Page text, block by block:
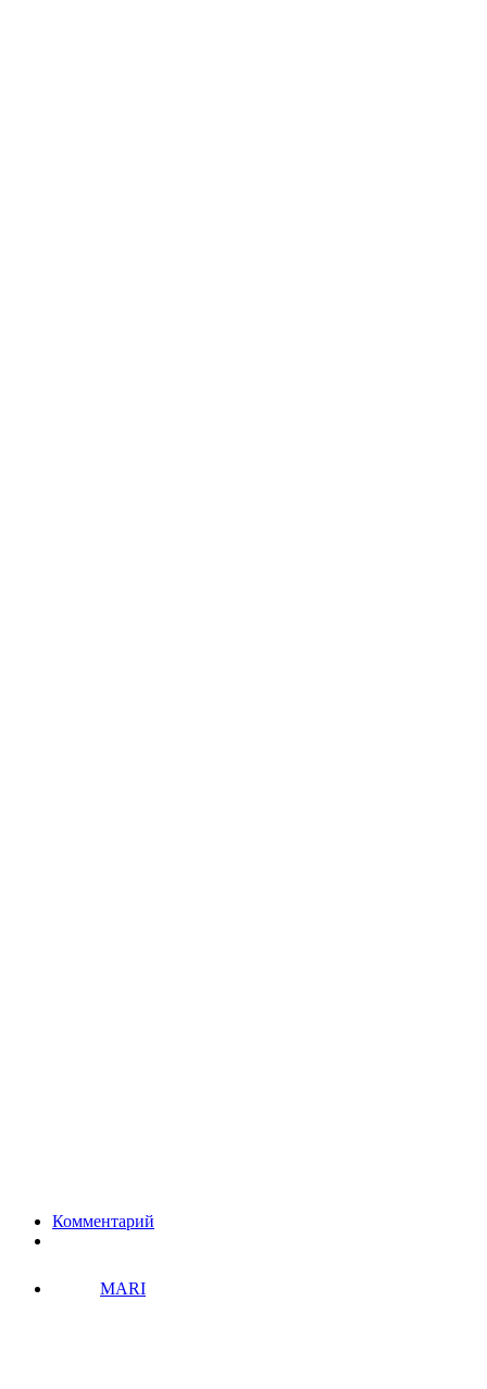
Комментарий
MARI